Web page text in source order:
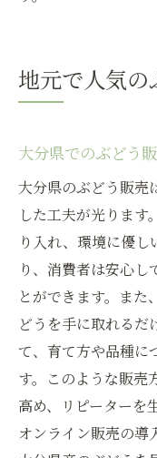
地元で人気
大分県でのぶどう
大分県のぶどう販売
した工夫が光ります
り入れ、環境に優
り、消費者は安心
とができます。また
どうを手に取れるだ
て、育て方や品種に
す。このような販売
高め、リピーターを
オンライン販売の導